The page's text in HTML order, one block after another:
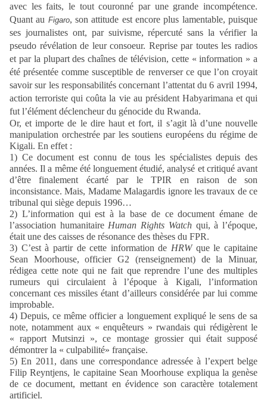
avec les faits, le tout couronné par une grande incompétence.
Quant au Figaro, son attitude est encore plus lamentable, puisque
ses journalistes ont, par suivisme, répercuté sans la vérifier la
pseudo révélation de leur consoeur. Reprise par toutes les radios
et par la plupart des chaînes de télévision, cette « information » a
été présentée comme susceptible de renverser ce que l’on croyait
savoir sur les responsabilités concernant l’attentat du 6 avril 1994,
action terroriste qui coûta la vie au président Habyarimana et qui
fut l’élément déclencheur du génocide du Rwanda.
Or, et importe de le dire haut et fort, il s’agit là d’une nouvelle
manipulation orchestrée par les soutiens européens du régime de
Kigali. En effet :
1) Ce document est connu de tous les spécialistes depuis des
années. Il a même été longuement étudié, analysé et critiqué avant
d’être finalement écarté par le TPIR en raison de son
inconsistance. Mais, Madame Malagardis ignore les travaux de ce
tribunal qui siège depuis 1996…
2) L’information qui est à la base de ce document émane de
l’association humanitaire Human Rights Watchqui, à l’époque,
était une des caisses de résonance des thèses du FPR.
3) C’est à partir de cette information de HRWque le capitaine
Sean Moorhouse, officier G2 (renseignement) de la Minuar,
rédigea cette note qui ne fait que reprendre l’une des multiples
rumeurs qui circulaient à l’époque à Kigali, l’information
concernant ces missiles étant d’ailleurs considérée par lui comme
improbable.
4) Depuis, ce même officier a longuement expliqué le sens de sa
note, notamment aux « enquêteurs » rwandais qui rédigèrent le
« rapport Mutsinzi », ce montage grossier qui était supposé
démontrer la « culpabilité» française.
5) En 2011, dans une correspondance adressée à l’expert belge
Filip Reyntjens, le capitaine Sean Moorhouse expliqua la genèse
de ce document, mettant en évidence son caractère totalement
artificiel.